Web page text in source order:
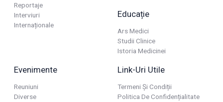
Reportaje
Interviuri
Internaționale
Educație
Ars Medici
Studii Clinice
Istoria Medicinei
Evenimente
Reuniuni
Diverse
Link-Uri Utile
Termeni Și Condiții
Politica De Confidențialitate